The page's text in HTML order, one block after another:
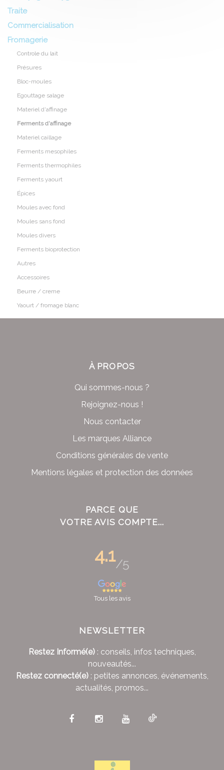
Traite
Commercialisation
Fromagerie
Controle du lait
Présures
Bloc-moules
Egouttage salage
Materiel d'affinage
Ferments d'affinage
Materiel caillage
Ferments mesophiles
Ferments thermophiles
Ferments yaourt
Épices
Moules avec fond
Moules sans fond
Moules divers
Ferments bioprotection
Autres
Accessoires
Beurre / creme
Yaourt / fromage blanc
À PROPOS
Qui sommes-nous ?
Rejoignez-nous !
Nous contacter
Les marques Alliance
Conditions générales de vente
Mentions légales et protection des données
PARCE QUE
VOTRE AVIS COMPTE...
4.1/5
Tous les avis
NEWSLETTER
Restez Informé(e): conseils, infos techniques,
nouveautés...
Restez connecté(e): petites annonces, événements,
actualités, promos...